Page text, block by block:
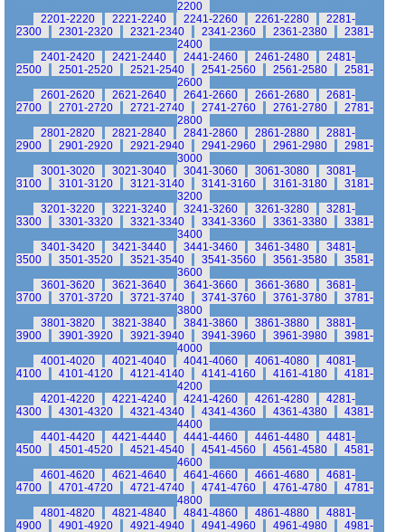
2200
2201-2220
2221-2240 2241-2260 2261-2280
2281-
2300
2301-2320 2321-2340 2341-2360 2361-2380
2381-
2400
2401-2420
2421-2440 2441-2460 2461-2480
2481-
2500
2501-2520 2521-2540 2541-2560 2561-2580
2581-
2600
2601-2620
2621-2640 2641-2660 2661-2680
2681-
2700
2701-2720 2721-2740 2741-2760 2761-2780
2781-
2800
2801-2820
2821-2840 2841-2860 2861-2880
2881-
2900
2901-2920 2921-2940 2941-2960 2961-2980
2981-
3000
3001-3020
3021-3040 3041-3060 3061-3080
3081-
3100
3101-3120 3121-3140 3141-3160 3161-3180
3181-
3200
3201-3220
3221-3240 3241-3260 3261-3280
3281-
3300
3301-3320 3321-3340 3341-3360 3361-3380
3381-
3400
3401-3420
3421-3440 3441-3460 3461-3480
3481-
3500
3501-3520 3521-3540 3541-3560 3561-3580
3581-
3600
3601-3620
3621-3640 3641-3660 3661-3680
3681-
3700
3701-3720 3721-3740 3741-3760 3761-3780
3781-
3800
3801-3820
3821-3840 3841-3860 3861-3880
3881-
3900
3901-3920 3921-3940 3941-3960 3961-3980
3981-
4000
4001-4020
4021-4040 4041-4060 4061-4080
4081-
4100
4101-4120 4121-4140 4141-4160 4161-4180
4181-
4200
4201-4220
4221-4240 4241-4260 4261-4280
4281-
4300
4301-4320 4321-4340 4341-4360 4361-4380
4381-
4400
4401-4420
4421-4440 4441-4460 4461-4480
4481-
4500
4501-4520 4521-4540 4541-4560 4561-4580
4581-
4600
4601-4620
4621-4640 4641-4660 4661-4680
4681-
4700
4701-4720 4721-4740 4741-4760 4761-4780
4781-
4800
4801-4820
4821-4840 4841-4860 4861-4880
4881-
4900
4901-4920 4921-4940 4941-4960 4961-4980 4981-